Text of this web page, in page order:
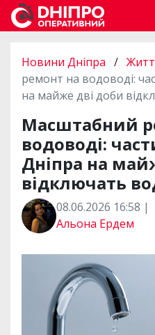
Новини Дніпра /
ремонт на водоводі:
на майже дві доби
Масштабний
водоводі:
Дніпра на
відключать
08.06.2026 16:58 |
Альона Ердем